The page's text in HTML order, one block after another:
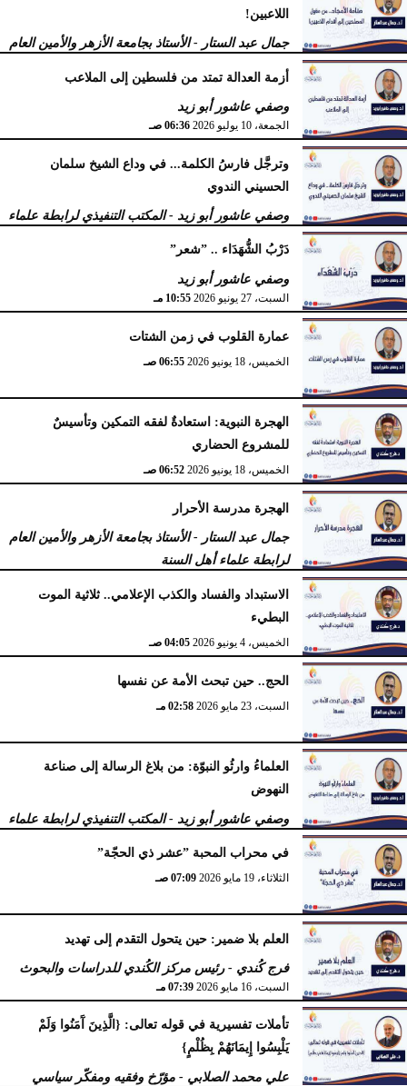
اللاعبين!
جمال عبد الستار - الأستاذ بجامعة الأزهر والأمين العام
لرابطة علماء أهل السنة
الأربعاء، 15 يوليو 2026 09:08 صـ
أزمة العدالة تمتد من فلسطين إلى الملاعب
وصفي عاشور أبو زيد
الجمعة، 10 يوليو 2026 06:36 صـ
وترجَّل فارسُ الكلمة... في وداع الشيخ سلمان
الحسيني الندوي
وصفي عاشور أبو زيد - المكتب التنفيذي لرابطة علماء
أهل السنّة
الخميس، 2 يوليو 2026 05:32 مـ
دَرْبُ الشُّهَدَاء .. ”شعر”
وصفي عاشور أبو زيد
السبت، 27 يونيو 2026 10:55 مـ
عمارة القلوب في زمن الشتات
الخميس، 18 يونيو 2026 06:55 صـ
الهجرة النبوية: استعادةٌ لفقه التمكين وتأسيسٌ
للمشروع الحضاري
الخميس، 18 يونيو 2026 06:52 صـ
الهجرة مدرسة الأحرار
جمال عبد الستار - الأستاذ بجامعة الأزهر والأمين العام
لرابطة علماء أهل السنة
الثلاثاء، 16 يونيو 2026 10:22 صـ
الاستبداد والفساد والكذب الإعلامي.. ثلاثية الموت
البطيء
الخميس، 4 يونيو 2026 04:05 صـ
الحج.. حين تبحث الأمة عن نفسها
السبت، 23 مايو 2026 02:58 مـ
العلماءُ وارثُو النبوّة: من بلاغ الرسالة إلى صناعة
النهوض
وصفي عاشور أبو زيد - المكتب التنفيذي لرابطة علماء
أهل السنّة
الثلاثاء، 19 مايو 2026 10:44 مـ
في محراب المحبة ”عشر ذي الحجّة”
الثلاثاء، 19 مايو 2026 07:09 صـ
العلم بلا ضمير: حين يتحول التقدم إلى تهديد
فرج كُندي - رئيس مركز الكُندي للدراسات والبحوث
السبت، 16 مايو 2026 07:39 مـ
تأملات تفسيرية في قوله تعالى: {الَّذِينَ آَمَنُوا وَلَمْ
يَلْبِسُوا إِيمَانَهُمْ بِظُلْمٍ}
علي محمد الصلابي - مؤرّخ وفقيه ومفكّر سياسي